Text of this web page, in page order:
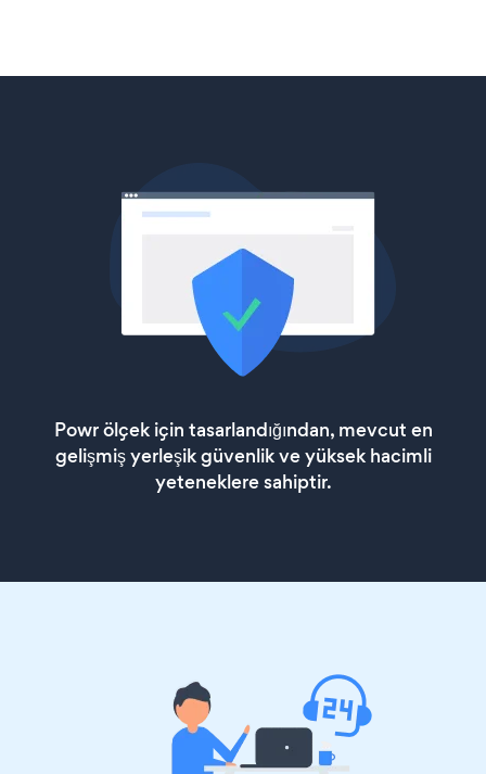
Powr ölçek için tasarlandığından, mevcut en
gelişmiş yerleşik güvenlik ve yüksek hacimli
yeteneklere sahiptir.